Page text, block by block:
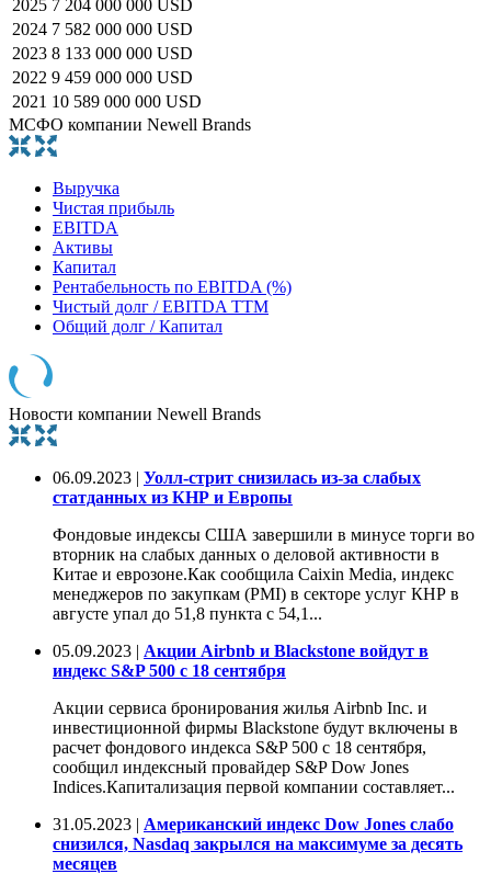
2025 7 204 000 000 USD
2024 7 582 000 000 USD
2023 8 133 000 000 USD
2022 9 459 000 000 USD
2021 10 589 000 000 USD
МСФО компании Newell Brands
Выручка
Чистая прибыль
EBITDA
Активы
Капитал
Рентабельность по EBITDA (%)
Чистый долг / EBITDA TTM
Общий долг / Капитал
Новости компании Newell Brands
06.09.2023 | Уолл-стрит снизилась из-за слабых
статданных из КНР и Европы
Фондовые индексы США завершили в минусе торги во
вторник на слабых данных о деловой активности в
Китае и еврозоне.Как сообщила Caixin Media, индекс
менеджеров по закупкам (PMI) в секторе услуг КНР в
августе упал до 51,8 пункта с 54,1...
05.09.2023 | Акции Airbnb и Blackstone войдут в
индекс S&P 500 с 18 сентября
Акции сервиса бронирования жилья Airbnb Inc. и
инвестиционной фирмы Blackstone будут включены в
расчет фондового индекса S&P 500 с 18 сентября,
сообщил индексный провайдер S&P Dow Jones
Indices.Капитализация первой компании составляет...
31.05.2023 | Американский индекс Dow Jones слабо
снизился, Nasdaq закрылся на максимуме за десять
месяцев